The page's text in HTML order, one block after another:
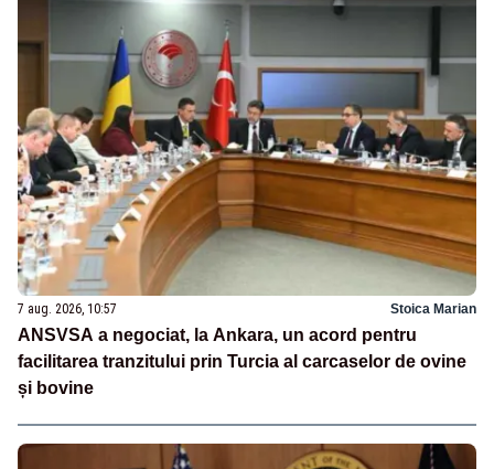
7 aug. 2026, 10:57 Stoica Marian
ANSVSA a negociat, la Ankara, un acord pentru
facilitarea tranzitului prin Turcia al carcaselor de ovine
și bovine